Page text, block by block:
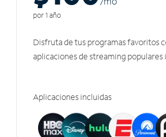
por 1 año
Disfruta de tus programas favoritos
aplicaciones de streaming populares
Aplicaciones incluidas